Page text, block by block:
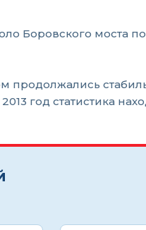
Боровского моста
год статистика